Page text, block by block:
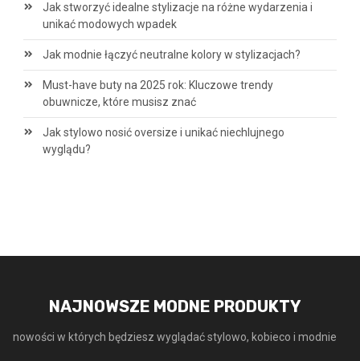
Jak stworzyć idealne stylizacje na różne wydarzenia i
unikać modowych wpadek
Jak modnie łączyć neutralne kolory w stylizacjach?
Must-have buty na 2025 rok: Kluczowe trendy
obuwnicze, które musisz znać
Jak stylowo nosić oversize i unikać niechlujnego
wyglądu?
NAJNOWSZE MODNE PRODUKTY
nowości w których będziesz wyglądać stylowo, kobieco i modnie